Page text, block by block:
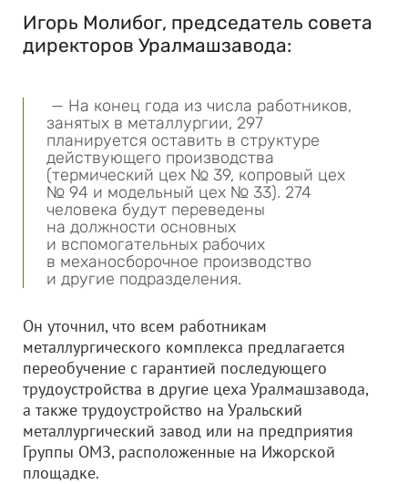
Игорь Молибог, председатель совета
директоров Уралмашзавода:
— На конец года из числа работников,
занятых в металлургии, 297
планируется оставить в структуре
действующего производства
(термический цех № 39, копровый цех
№ 94 и модельный цех № 33). 274
человека будут переведены
на должности основных
и вспомогательных рабочих
в механосборочное производство
и другие подразделения.
Он уточнил, что всем работникам
металлургического комплекса предлагается
переобучение с гарантией последующего
трудоустройства в другие цеха Уралмашзавода,
а также трудоустройство на Уральский
металлургический завод или на предприятия
Группы ОМЗ, расположенные на Ижорской
площадке.